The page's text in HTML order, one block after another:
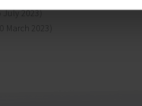
July 2023)
March 2023)